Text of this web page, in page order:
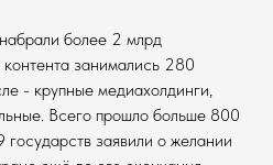
более 2 млрд
занимались 280
- крупные медиахолдинги,
Всего прошло больше 800
заявили о желании